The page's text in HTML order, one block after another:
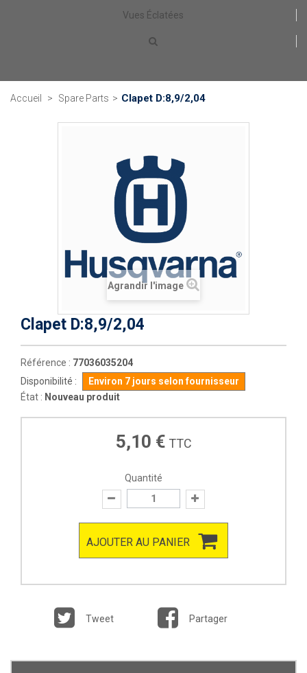
Vues Éclatées
Accueil > Spare Parts > Clapet D:8,9/2,04
Agrandir l'image
Clapet D:8,9/2,04
Référence : 77036035204
Disponibilité :
Environ 7 jours selon fournisseur
État : Nouveau produit
5,10 € TTC
Quantité
AJOUTER AU PANIER
Tweet Partager